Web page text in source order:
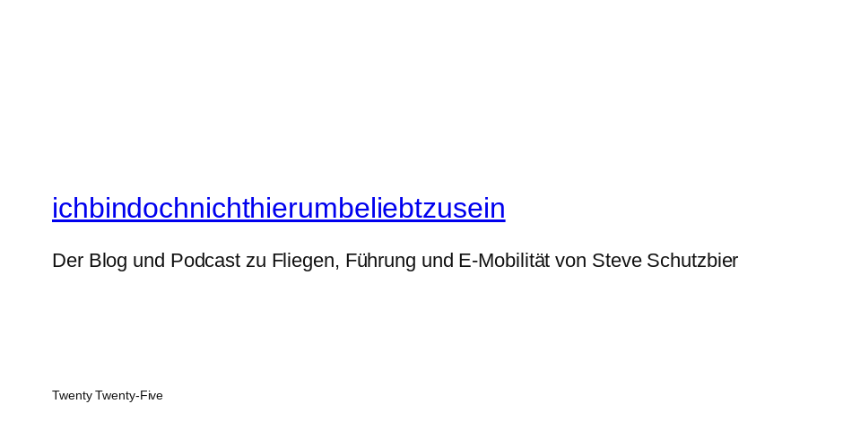
ichbindochnichthierumbeliebtzusein
Der Blog und Podcast zu Fliegen, Führung und E-Mobilität von Steve Schutzbier
Twenty Twenty-Five